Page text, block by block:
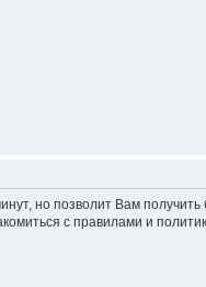
но позволит Вам
с правилами и